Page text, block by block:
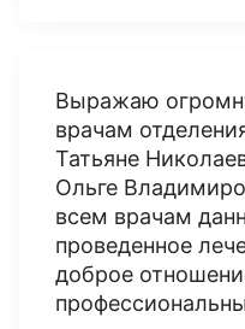
Выражаю
врачам
Татьяне
Ольге
всем врачам
проведенное
доброе